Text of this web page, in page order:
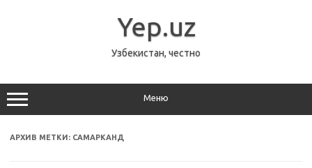
Yep.uz
Узбекистан, честно
Меню
АРХИВ МЕТКИ: САМАРКАНД